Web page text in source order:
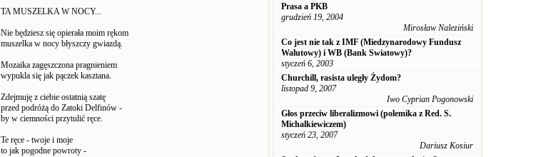
TA MUSZELKA W NOCY...
Nie będziesz się opierała moim rękom
muszelka w nocy błyszczy gwiazdą.
Mozaika zagęszczona pragnieniem
wypukla się jak pączek kasztana.
Zdejmuję z ciebie ostatnią szatę
przed podróżą do Zatoki Delfinów -
by w ciemności przytulić ręce.
Te ręce - twoje i moje
to jak pogodne powroty -
Prasa a PKB
grudzień 19, 2004
Mirosław Naleziński
Co jest nie tak z IMF (Miedzynarodowy Fundusz
Walutowy) i WB (Bank Swiatowy)?
styczeń 6, 2003
Churchill, rasista uległy Żydom?
listopad 9, 2007
Iwo Cyprian Pogonowski
Głos przeciw liberalizmowi (polemika z Red. S.
Michalkiewiczem)
styczeń 23, 2007
Dariusz Kosiur